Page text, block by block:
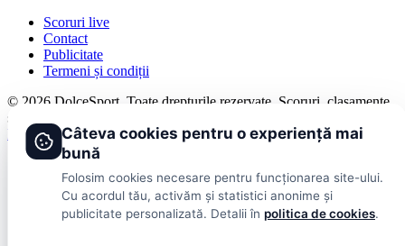
Scoruri live
Contact
Publicitate
Termeni și condiții
© 2026 DolceSport. Toate drepturile rezervate. Scoruri, clasamente
și analize din toate competițiile
Fotbal intern Fotbal extern Scoruri live
Câteva cookies pentru o experiență mai
bună
Folosim cookies necesare pentru funcționarea site-ului.
Cu acordul tău, activăm și statistici anonime și
publicitate personalizată. Detalii în politica de cookies.